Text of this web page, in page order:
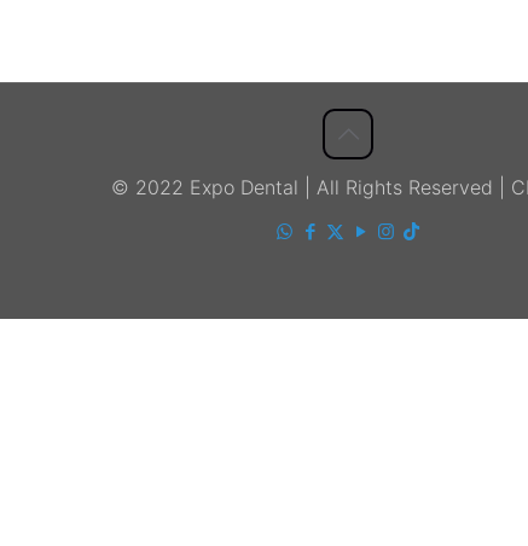
© 2022 Expo Dental | All Rights Reserved |